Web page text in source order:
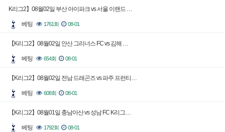
K리그2】08월02일 부산 아이파크 vs 서울 이랜드 …
베팅 1761회 08-01
【K리그2】08월02일 안산 그리너스 FC vs 김해 …
베팅 654회 08-01
【K리그2】08월02일 전남 드래곤즈 vs 파주 프런티…
베팅 608회 08-01
【K리그2】08월01일 충남아산 vs 성남 FC K리그…
베팅 1792회 08-01